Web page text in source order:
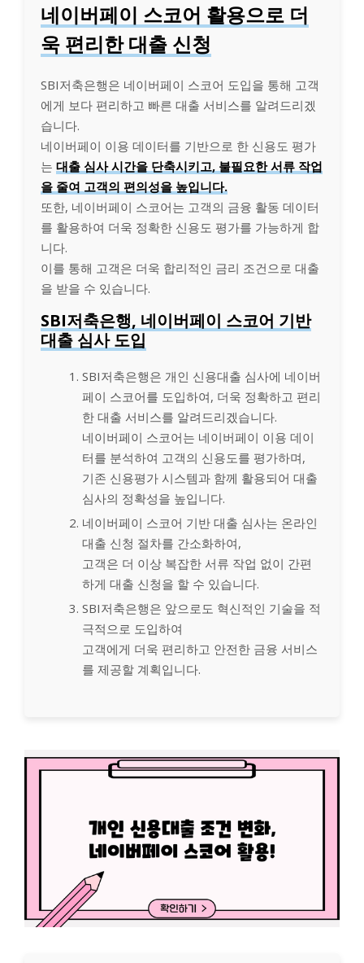
네이버페이 스코어 활용으로 더
욱 편리한 대출 신청
SBI저축은행은 네이버페이 스코어 도입을 통해 고객
에게 보다 편리하고 빠른 대출 서비스를 알려드리겠
습니다.
네이버페이 이용 데이터를 기반으로 한 신용도 평가
는 대출 심사 시간을 단축시키고, 불필요한 서류 작업
을 줄여 고객의 편의성을 높입니다.
또한, 네이버페이 스코어는 고객의 금융 활동 데이터
를 활용하여 더욱 정확한 신용도 평가를 가능하게 합
니다.
이를 통해 고객은 더욱 합리적인 금리 조건으로 대출
을 받을 수 있습니다.
SBI저축은행, 네이버페이 스코어 기반
대출 심사 도입
SBI저축은행은 개인 신용대출 심사에 네이버
페이 스코어를 도입하여, 더욱 정확하고 편리
한 대출 서비스를 알려드리겠습니다.
네이버페이 스코어는 네이버페이 이용 데이
터를 분석하여 고객의 신용도를 평가하며,
기존 신용평가 시스템과 함께 활용되어 대출
심사의 정확성을 높입니다.
네이버페이 스코어 기반 대출 심사는 온라인
대출 신청 절차를 간소화하여,
고객은 더 이상 복잡한 서류 작업 없이 간편
하게 대출 신청을 할 수 있습니다.
SBI저축은행은 앞으로도 혁신적인 기술을 적
극적으로 도입하여
고객에게 더욱 편리하고 안전한 금융 서비스
를 제공할 계획입니다.